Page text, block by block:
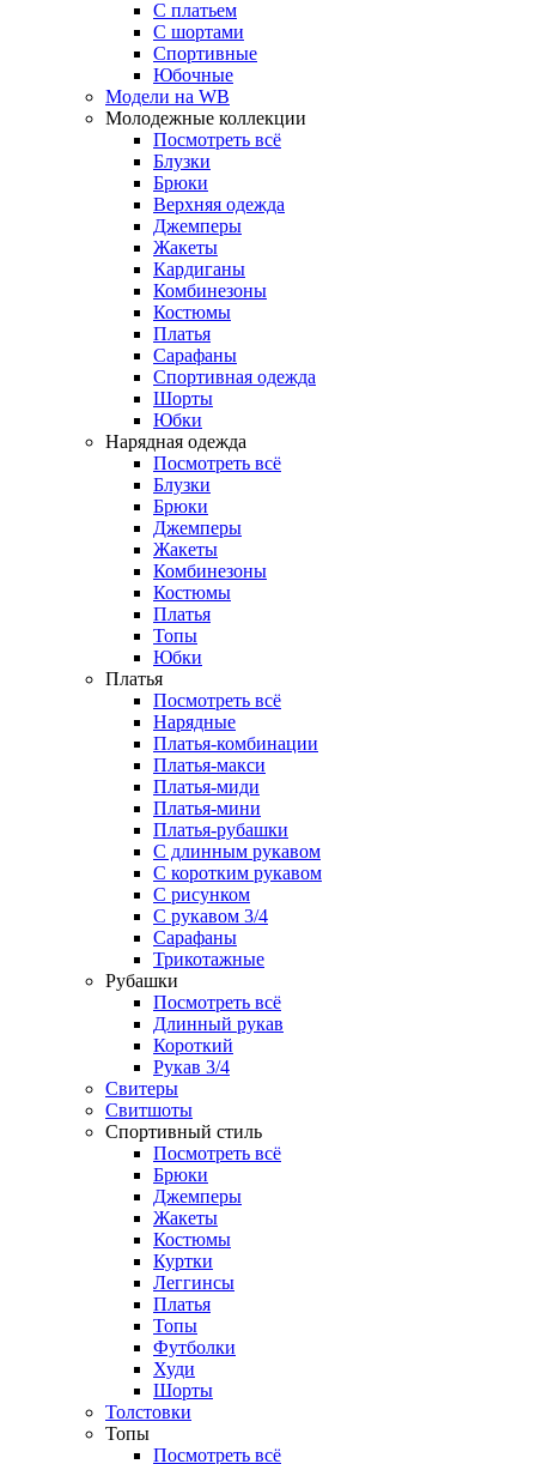
С платьем
С шортами
Спортивные
Юбочные
Модели на WB
Молодежные коллекции
Посмотреть всё
Блузки
Брюки
Верхняя одежда
Джемперы
Жакеты
Кардиганы
Комбинезоны
Костюмы
Платья
Сарафаны
Спортивная одежда
Шорты
Юбки
Нарядная одежда
Посмотреть всё
Блузки
Брюки
Джемперы
Жакеты
Комбинезоны
Костюмы
Платья
Топы
Юбки
Платья
Посмотреть всё
Нарядные
Платья-комбинации
Платья-макси
Платья-миди
Платья-мини
Платья-рубашки
С длинным рукавом
С коротким рукавом
С рисунком
С рукавом 3/4
Сарафаны
Трикотажные
Рубашки
Посмотреть всё
Длинный рукав
Короткий
Рукав 3/4
Свитеры
Свитшоты
Спортивный стиль
Посмотреть всё
Брюки
Джемперы
Жакеты
Костюмы
Куртки
Леггинсы
Платья
Топы
Футболки
Худи
Шорты
Толстовки
Топы
Посмотреть всё